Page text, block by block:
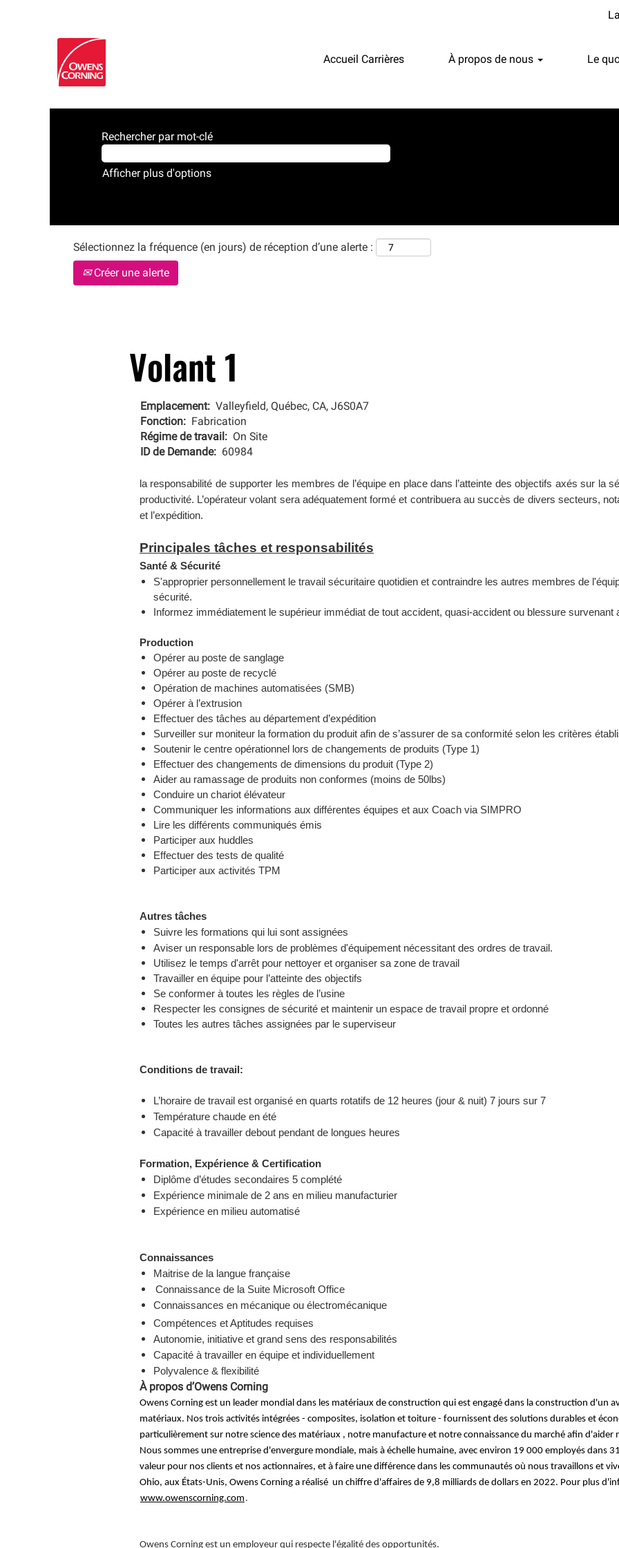
Accueil Carrières À propos de nous Le
Rechercher par mot-clé
Afficher plus d'options
Sélectionnez la fréquence (en jours) de réception d’une alerte :
Créer une alerte
Volant 1
Emplacement: Valleyfield, Québec, CA, J6S0A7
Fonction: Fabrication
Régime de travail: On Site
ID de Demande: 60984
la responsabilité de supporter les membres de l’équipe en place dans l’atteinte des objectifs axés sur la
productivité. L’opérateur volant sera adéquatement formé et contribuera au succès de divers secteurs,
et l’expédition.
Principales tâches et responsabilités
Santé & Sécurité
S'approprier personnellement le travail sécuritaire quotidien et contraindre les autres membres de
sécurité.
Informez immédiatement le supérieur immédiat de tout accident, quasi-accident ou blessure
Production
Opérer au poste de sanglage
Opérer au poste de recyclé
Opération de machines automatisées (SMB)
Opérer à l’extrusion
Effectuer des tâches au département d’expédition
Surveiller sur moniteur la formation du produit afin de s’assurer de sa conformité selon les critères
Soutenir le centre opérationnel lors de changements de produits (Type 1)
Effectuer des changements de dimensions du produit (Type 2)
Aider au ramassage de produits non conformes (moins de 50lbs)
Conduire un chariot élévateur
Communiquer les informations aux différentes équipes et aux Coach via SIMPRO
Lire les différents communiqués émis
Participer aux huddles
Effectuer des tests de qualité
Participer aux activités TPM
Autres tâches
Suivre les formations qui lui sont assignées
Aviser un responsable lors de problèmes d'équipement nécessitant des ordres de travail.
Utilisez le temps d'arrêt pour nettoyer et organiser sa zone de travail
Travailler en équipe pour l’atteinte des objectifs
Se conformer à toutes les règles de l’usine
Respecter les consignes de sécurité et maintenir un espace de travail propre et ordonné
Toutes les autres tâches assignées par le superviseur
Conditions de travail:
L’horaire de travail est organisé en quarts rotatifs de 12 heures (jour & nuit) 7 jours sur 7
Température chaude en été
Capacité à travailler debout pendant de longues heures
Formation, Expérience & Certification
Diplôme d’études secondaires 5 complété
Expérience minimale de 2 ans en milieu manufacturier
Expérience en milieu automatisé
Connaissances
Maitrise de la langue française
Connaissance de la Suite Microsoft Office
Connaissances en mécanique ou électromécanique
Compétences et Aptitudes requises
Autonomie, initiative et grand sens des responsabilités
Capacité à travailler en équipe et individuellement
Polyvalence & flexibilité
À propos d’Owens Corning
Owens Corning est un leader mondial dans les matériaux de construction qui est engagé dans la construction d'un
matériaux. Nos trois activités intégrées - composites, isolation et toiture - fournissent des solutions durables et
particulièrement sur notre science des matériaux , notre manufacture et notre connaissance du marché afin d'aider
Nous sommes une entreprise d'envergure mondiale, mais à échelle humaine, avec environ 19 000 employés dans
valeur pour nos clients et nos actionnaires, et à faire une différence dans les communautés où nous travaillons et
Ohio, aux États-Unis, Owens Corning a réalisé un chiffre d'affaires de 9,8 milliards de dollars en 2022. Pour plus
www.owenscorning.com .
Owens Corning est un employeur qui respecte l'égalité des opportunités.